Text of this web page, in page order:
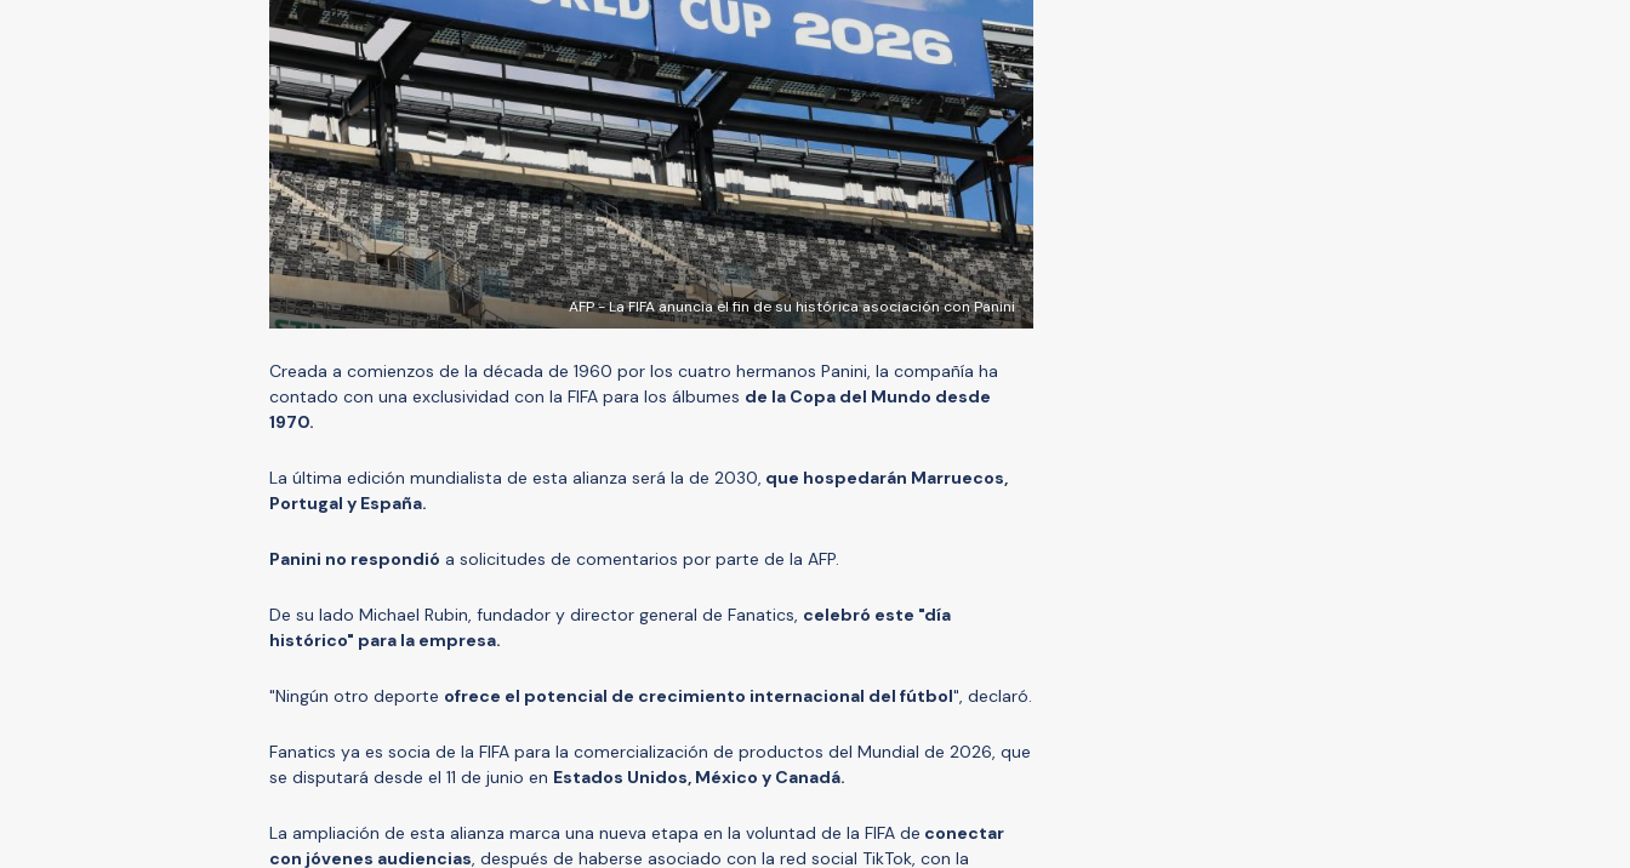
AFP - La FIFA anuncia el fin de su histórica asociación con Panini
Creada a comienzos de la década de 1960 por los cuatro hermanos Panini, la compañía ha
contado con una exclusividad con la FIFA para los álbumes de la Copa del Mundo desde
1970.
La última edición mundialista de esta alianza será la de 2030, que hospedarán Marruecos,
Portugal y España.
Panini no respondió a solicitudes de comentarios por parte de la AFP.
De su lado Michael Rubin, fundador y director general de Fanatics, celebró este "día
histórico" para la empresa.
"Ningún otro deporte ofrece el potencial de crecimiento internacional del fútbol", declaró.
Fanatics ya es socia de la FIFA para la comercialización de productos del Mundial de 2026, que
se disputará desde el 11 de junio en Estados Unidos, México y Canadá.
La ampliación de esta alianza marca una nueva etapa en la voluntad de la FIFA de conectar
con jóvenes audiencias, después de haberse asociado con la red social TikTok, con la